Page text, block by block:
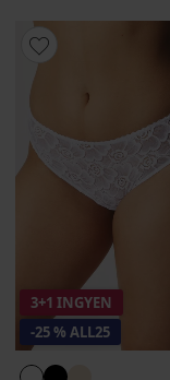
3+1 INGYEN
-25 % ALL25